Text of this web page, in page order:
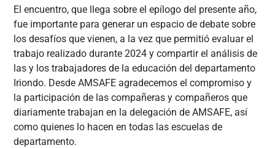
El encuentro, que llega sobre el epílogo del presente año,
fue importante para generar un espacio de debate sobre
los desafíos que vienen, a la vez que permitió evaluar el
trabajo realizado durante 2024 y compartir el análisis de
las y los trabajadores de la educación del departamento
Iriondo. Desde AMSAFE agradecemos el compromiso y
la participación de las compañeras y compañeros que
diariamente trabajan en la delegación de AMSAFE, así
como quienes lo hacen en todas las escuelas de
departamento.